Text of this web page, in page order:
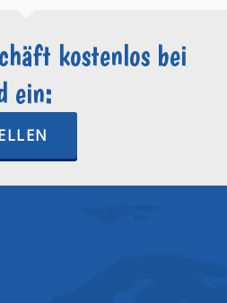
kostenlos bei
ein: